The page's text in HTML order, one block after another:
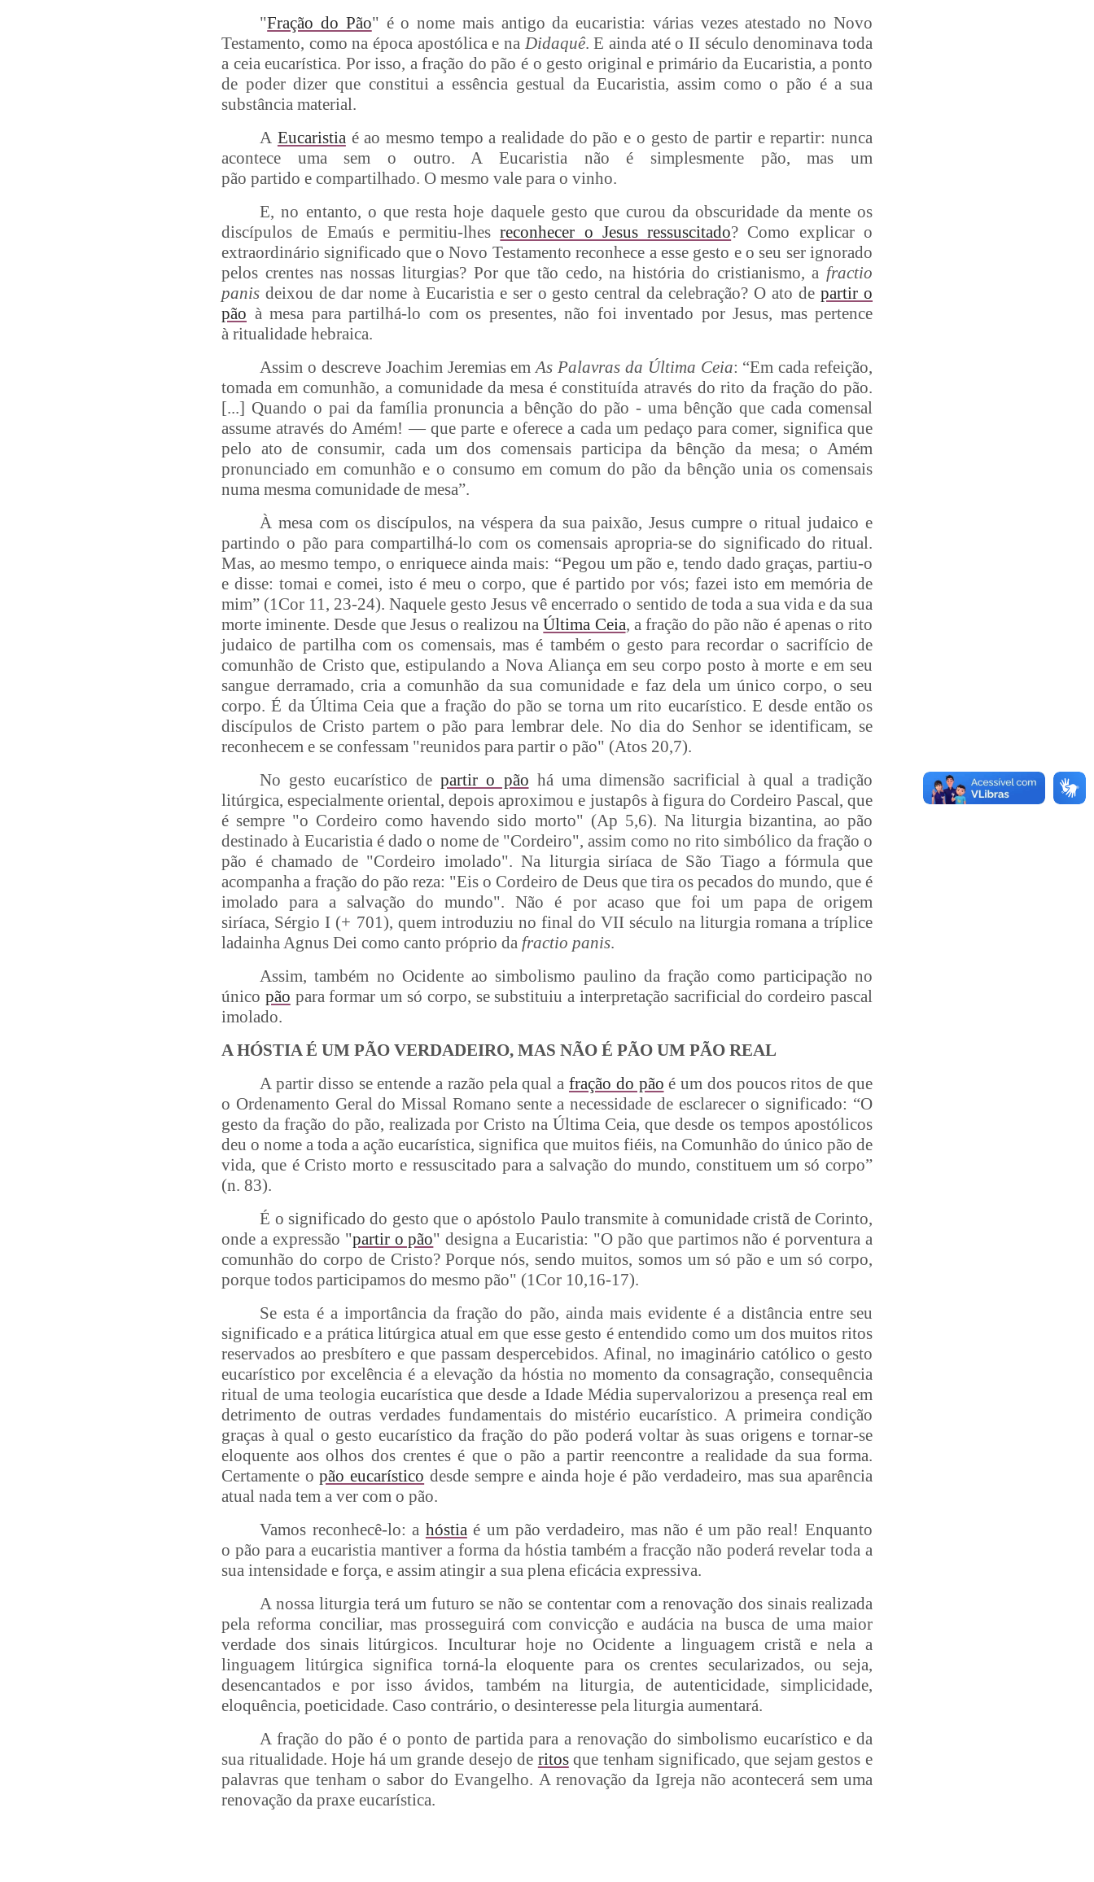
"Fração do Pão" é o nome mais antigo da eucaristia: várias vezes atestado no Novo
Testamento, como na época apostólica e na Didaquê. E ainda até o II século denominava toda
a ceia eucarística. Por isso, a fração do pão é o gesto original e primário da Eucaristia, a ponto
de poder dizer que constitui a essência gestual da Eucaristia, assim como o pão é a sua
substância material.
A Eucaristiaé ao mesmo tempo a realidade do pão e o gesto de partir e repartir: nunca
acontece uma sem o outro. A Eucaristia não é simplesmente pão, mas um
pão partido e compartilhado. O mesmo vale para o vinho.
E, no entanto, o que resta hoje daquele gesto que curou da obscuridade da mente os
discípulos de Emaús e permitiu-lhesreconhecer o Jesus ressuscitado? Como explicar o
extraordinário significado que o Novo Testamento reconhece a esse gesto e o seu ser ignorado
pelos crentes nas nossas liturgias? Por que tão cedo, na história do cristianismo, a fractio
panis deixou de dar nome à Eucaristia e ser o gesto central da celebração? O ato departir o
pão à mesa para partilhá-lo com os presentes, não foi inventado por Jesus, mas pertence
à ritualidade hebraica.
Assim o descreve Joachim Jeremias emAs Palavras da Última Ceia: “Em cada refeição,
tomada em comunhão, a comunidade da mesa é constituída através do rito da fração do pão.
[...] Quando o pai da família pronuncia a bênção do pão - uma bênção que cada comensal
assume através do Amém! — que parte e oferece a cada um pedaço para comer, significa que
pelo ato de consumir, cada um dos comensais participa da bênção da mesa; o Amém
pronunciado em comunhão e o consumo em comum do pão da bênção unia os comensais
numa mesma comunidade de mesa”.
À mesa com os discípulos, na véspera da sua paixão, Jesus cumpre o ritual judaico e
partindo o pão para compartilhá-lo com os comensais apropria-se do significado do ritual.
Mas, ao mesmo tempo, o enriquece ainda mais: “Pegou um pão e, tendo dado graças, partiu-o
e disse: tomai e comei, isto é meu o corpo, que é partido por vós; fazei isto em memória de
mim” (1Cor 11, 23-24). Naquele gesto Jesus vê encerrado o sentido de toda a sua vida e da sua
morte iminente. Desde que Jesus o realizou naÚltima Ceia, a fração do pão não é apenas o rito
judaico de partilha com os comensais, mas é também o gesto para recordar o sacrifício de
comunhão de Cristo que, estipulando a Nova Aliança em seu corpo posto à morte e em seu
sangue derramado, cria a comunhão da sua comunidade e faz dela um único corpo, o seu
corpo. É da Última Ceia que a fração do pão se torna um rito eucarístico. E desde então os
discípulos de Cristo partem o pão para lembrar dele. No dia do Senhor se identificam, se
reconhecem e se confessam "reunidos para partir o pão" (Atos 20,7).
No gesto eucarístico departir o pão há uma dimensão sacrificial à qual a tradição
litúrgica, especialmente oriental, depois aproximou e justapôs à figura do Cordeiro Pascal, que
é sempre "o Cordeiro como havendo sido morto" (Ap 5,6). Na liturgia bizantina, ao pão
destinado à Eucaristia é dado o nome de "Cordeiro", assim como no rito simbólico da fração o
pão é chamado de "Cordeiro imolado". Na liturgia siríaca de São Tiago a fórmula que
acompanha a fração do pão reza: "Eis o Cordeiro de Deus que tira os pecados do mundo, que é
imolado para a salvação do mundo". Não é por acaso que foi um papa de origem
siríaca, Sérgio I (+ 701), quem introduziu no final do VII século na liturgia romana a tríplice
ladainha Agnus Dei como canto próprio da fractio panis.
Assim, também no Ocidente ao simbolismo paulino da fração como participação no
único pão para formar um só corpo, se substituiu a interpretação sacrificial do cordeiro pascal
imolado.
A HÓSTIA É UM PÃO VERDADEIRO, MAS NÃO É PÃO UM PÃO REAL
A partir disso se entende a razão pela qual a fração do pão é um dos poucos ritos de que
o Ordenamento Geral do Missal Romano sente a necessidade de esclarecer o significado: “O
gesto da fração do pão, realizada por Cristo na Última Ceia, que desde os tempos apostólicos
deu o nome a toda a ação eucarística, significa que muitos fiéis, na Comunhão do único pão de
vida, que é Cristo morto e ressuscitado para a salvação do mundo, constituem um só corpo”
(n. 83).
É o significado do gesto que o apóstolo Paulo transmite à comunidade cristã de Corinto,
onde a expressão "partir o pão" designa a Eucaristia: "O pão que partimos não é porventura a
comunhão do corpo de Cristo? Porque nós, sendo muitos, somos um só pão e um só corpo,
porque todos participamos do mesmo pão" (1Cor 10,16-17).
Se esta é a importância da fração do pão, ainda mais evidente é a distância entre seu
significado e a prática litúrgica atual em que esse gesto é entendido como um dos muitos ritos
reservados ao presbítero e que passam despercebidos. Afinal, no imaginário católico o gesto
eucarístico por excelência é a elevação da hóstia no momento da consagração, consequência
ritual de uma teologia eucarística que desde a Idade Média supervalorizou a presença real em
detrimento de outras verdades fundamentais do mistério eucarístico. A primeira condição
graças à qual o gesto eucarístico da fração do pão poderá voltar às suas origens e tornar-se
eloquente aos olhos dos crentes é que o pão a partir reencontre a realidade da sua forma.
Certamente opão eucarístico desde sempre e ainda hoje é pão verdadeiro, mas sua aparência
atual nada tem a ver com o pão.
Vamos reconhecê-lo: a hóstiaé um pão verdadeiro, mas não é um pão real! Enquanto
o pão para a eucaristia mantiver a forma da hóstia também a fracção não poderá revelar toda a
sua intensidade e força, e assim atingir a sua plena eficácia expressiva.
A nossa liturgia terá um futuro se não se contentar com a renovação dos sinais realizada
pela reforma conciliar, mas prosseguirá com convicção e audácia na busca de uma maior
verdade dos sinais litúrgicos. Inculturar hoje no Ocidente a linguagem cristã e nela a
linguagem litúrgica significa torná-la eloquente para os crentes secularizados, ou seja,
desencantados e por isso ávidos, também na liturgia, de autenticidade, simplicidade,
eloquência, poeticidade. Caso contrário, o desinteresse pela liturgia aumentará.
A fração do pão é o ponto de partida para a renovação do simbolismo eucarístico e da
sua ritualidade. Hoje há um grande desejo de ritosque tenham significado, que sejam gestos e
palavras que tenham o sabor do Evangelho. A renovação da Igreja não acontecerá sem uma
renovação da praxe eucarística.